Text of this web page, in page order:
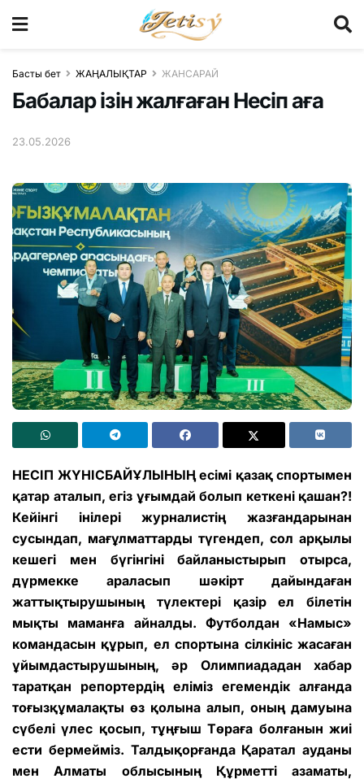
Басты бет ЖАҢАЛЫҚТАР ЖАНСАРАЙ
Бабалар ізін жалғаған Несіп аға
23.05.2026
НЕСІП ЖҮНІСБАЙҰЛЫНЫҢ есімі қазақ спортымен
қатар аталып, егіз ұғымдай болып кеткені қашан?!
Кейінгі інілері журналистің жазғандарынан
сусындап, мағұлматтарды түгендеп, сол арқылы
кешегі мен бүгінгіні байланыстырып отырса,
дүрмекке араласып шәкірт дайындаған
жаттықтырушының түлектері қазір ел білетін
мықты маманға айналды. Футболдан «Намыс»
командасын құрып, ел спортына сілкініс жасаған
ұйымдастырушының, әр Олимпиададан хабар
таратқан репортердің еліміз егемендік алғанда
тоғызқұмалақты өз қолына алып, оның дамуына
сүбелі үлес қосып, тұңғыш Төраға болғанын жиі
ести бермейміз. Талдықорғанда Қаратал ауданы
мен Алматы облысының Құрметті азаматы,